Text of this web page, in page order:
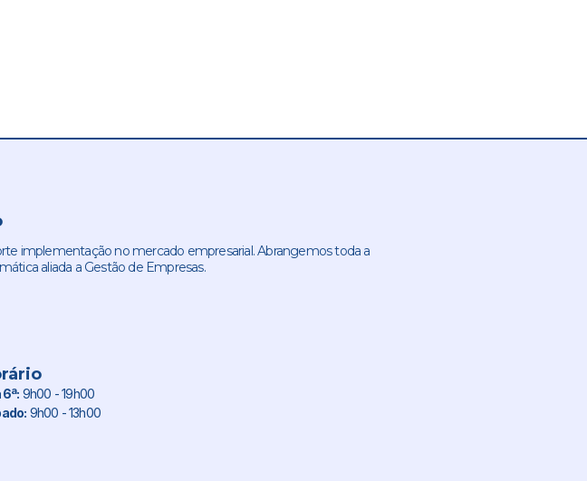
implementação no mercado empresarial. Abrangemos toda a
aliada a Gestão de Empresas.
6ª: 9h00 - 19h00
9h00 - 13h00